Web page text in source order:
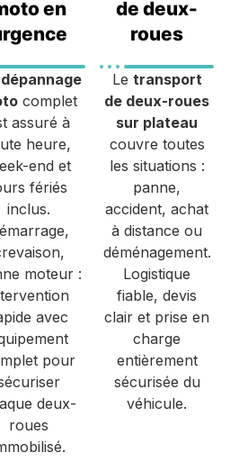
en
dépannage
complet
assuré à
heure,
end et
fériés
inclus.
moteur :
avec
pour
deux-
roues
de deux-
roues
Le transport
de deux-roues
sur plateau
couvre toutes
les situations :
panne,
accident, achat
à distance ou
déménagement.
Logistique
fiable, devis
clair et prise en
charge
entièrement
sécurisée du
véhicule.